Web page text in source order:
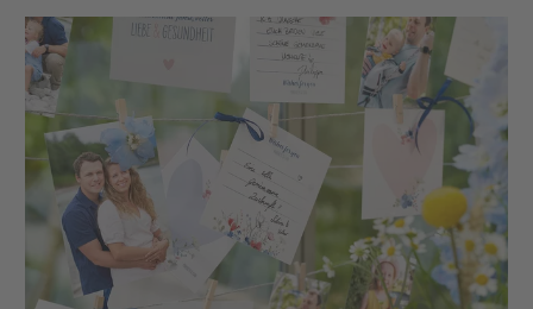
Neuheiten
Extras
Neuheiten
Aktionen